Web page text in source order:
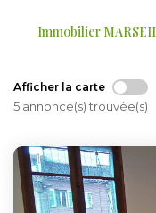
Immobilier
Afficher la carte
5 annonce(s) trouvée(s)